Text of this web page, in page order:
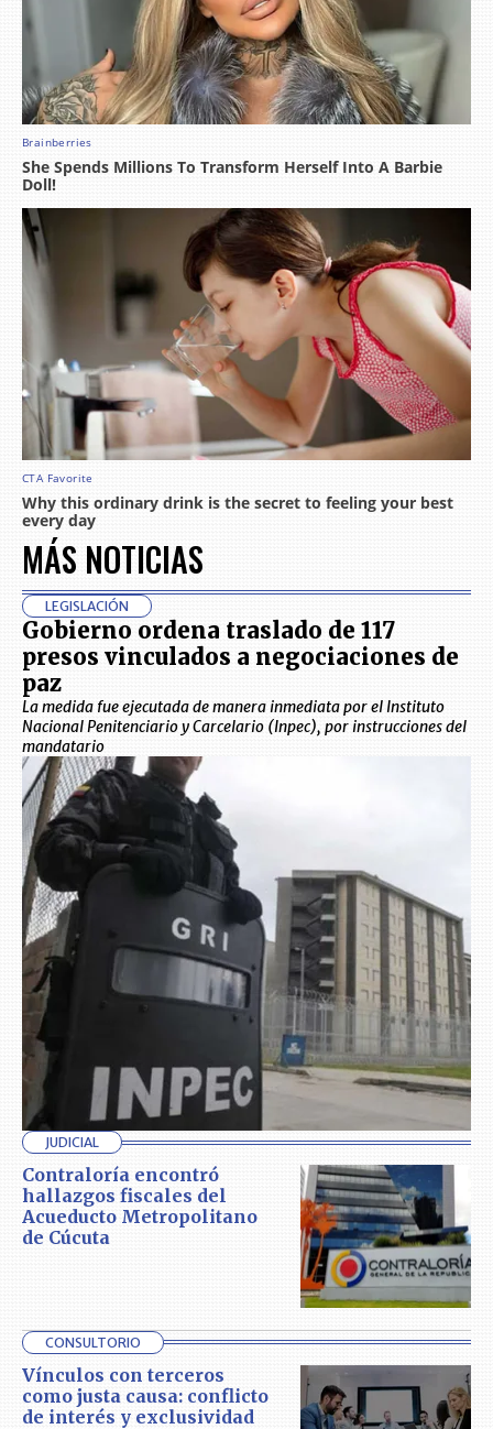
MÁS NOTICIAS
LEGISLACIÓN
Gobierno ordena traslado de 117
presos vinculados a negociaciones de
paz
La medida fue ejecutada de manera inmediata por el Instituto
Nacional Penitenciario y Carcelario (Inpec), por instrucciones del
mandatario
JUDICIAL
Contraloría encontró
hallazgos fiscales del
Acueducto Metropolitano
de Cúcuta
CONSULTORIO
Vínculos con terceros
como justa causa: conflicto
de interés y exclusividad